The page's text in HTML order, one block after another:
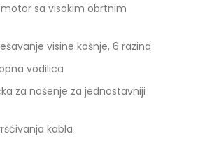
sa visokim obrtnim
visine košnje, 6 razina
vodilica
za nošenje za jednostavniji
kabla